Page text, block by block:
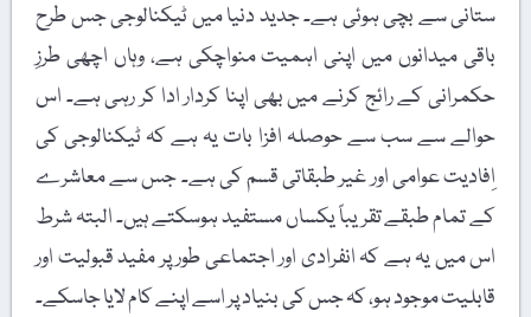
ستانی سے بچی ہوئی ہے۔ جدید دنیا میں ٹیکنالوجی جس طرح
باقی میدانوں میں اپنی اہمیت منواچکی ہے، وہاں اچھی طرزِ
حکمرانی کے رائج کرنے میں بھی اپنا کردار ادا کر رہی ہے۔ اس
حوالے سے سب سے حوصلہ افزا بات یہ ہے کہ ٹیکنالوجی کی
اِفادیت عوامی اور غیر طبقاتی قسم کی ہے۔ جس سے معاشرے
کے تمام طبقے تقریباً یکساں مستفید ہوسکتے ہیں۔ البتہ شرط
اس میں یہ ہے کہ انفرادی اور اجتماعی طور پر مفید قبولیت اور
قابلیت موجود ہو، کہ جس کی بنیاد پر اسے اپنے کام لایا جاسکے۔